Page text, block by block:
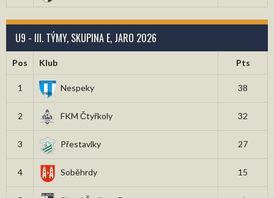
U9 - III. TÝMY, SKUPINA E, JARO 2026
Pos Klub Pts
1 Nespeky 38
2 FKM Čtyřkoly 32
3 Přestavlky 27
4 Soběhrdy 15